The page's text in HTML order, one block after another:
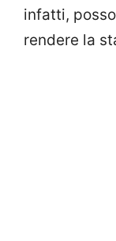
infatti,
rendere la